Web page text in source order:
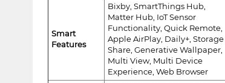
Smart
Features
Bixby, SmartThings Hub,
Matter Hub, IoT Sensor
Functionality, Quick Remote,
Apple AirPlay, Daily+, Storage
Share, Generative Wallpaper,
Multi View, Multi Device
Experience, Web Browser